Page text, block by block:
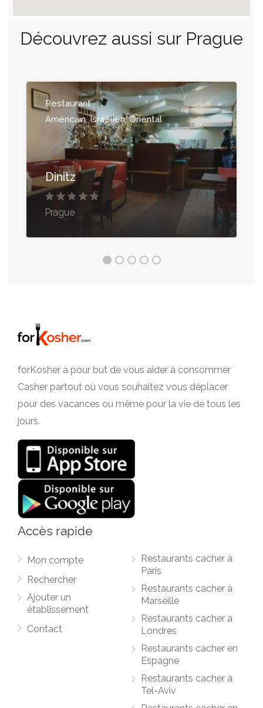
Découvrez aussi sur Prague
Restaurant
Américain, Israélien, Oriental
Dinitz
Prague
forKosher a pour but de vous aider à consommer
Casher partout où vous souhaitez vous déplacer
pour des vacances ou même pour la vie de tous les
jours.
Accès rapide
Mon compte
Rechercher
Ajouter un
établissement
Contact
Restaurants cacher à
Paris
Restaurants cacher à
Marseille
Restaurants cacher à
Londres
Restaurants cacher en
Espagne
Restaurants cacher à
Tel-Aviv